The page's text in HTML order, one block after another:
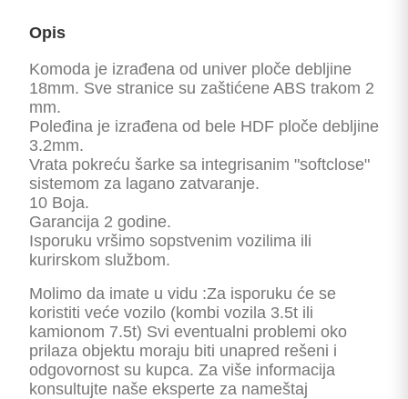
Opis
Komoda je izrađena od univer ploče debljine
18mm. Sve stranice su zaštićene ABS trakom 2
mm.
Poleđina je izrađena od bele HDF ploče debljine
3.2mm.
Vrata pokreću šarke sa integrisanim "softclose"
sistemom za lagano zatvaranje.
10 Boja.
Garancija 2 godine.
Isporuku vršimo sopstvenim vozilima ili
kurirskom službom.
Molimo da imate u vidu :Za isporuku će se
koristiti veće vozilo (kombi vozila 3.5t ili
kamionom 7.5t) Svi eventualni problemi oko
prilaza objektu moraju biti unapred rešeni i
odgovornost su kupca. Za više informacija
konsultujte naše eksperte za nameštaj